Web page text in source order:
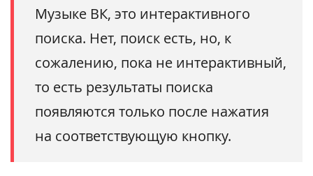
Музыке ВК, это интерактивного
поиска. Нет, поиск есть, но, к
сожалению, пока не интерактивный,
то есть результаты поиска
появляются только после нажатия
на соответствующую кнопку.